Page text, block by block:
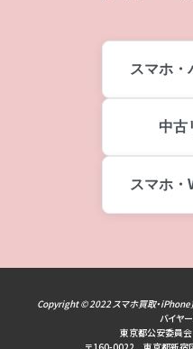
スマホ・
中古
スマホ・
Copyright © 2022スマホ買取・
バイヤ
東京都公安委員